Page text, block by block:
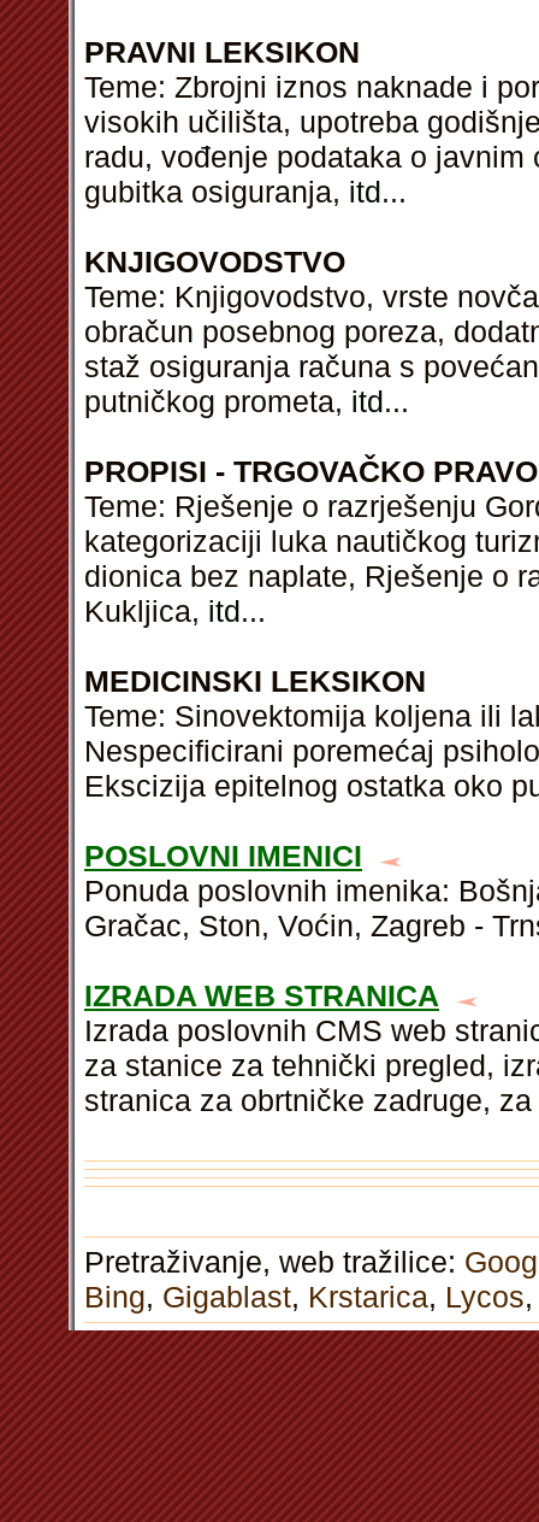
PRAVNI LEKSIKON
Teme: Zbrojni iznos naknade i
visokih učilišta, upotreba
radu, vođenje podataka o
gubitka osiguranja, itd...
KNJIGOVODSTVO
Teme: Knjigovodstvo, vrste
obračun posebnog poreza,
staž osiguranja računa s
putničkog prometa, itd...
PROPISI - TRGOVAČKO PRAVO
Teme: Rješenje o razrješenju
kategorizaciji luka nautičkog
dionica bez naplate, Rješenje o
Kukljica, itd...
MEDICINSKI LEKSIKON
Teme: Sinovektomija koljena ili
Nespecificirani poremećaj
Ekscizija epitelnog ostatka oko
POSLOVNI IMENICI
Ponuda poslovnih imenika:
Gračac, Ston, Voćin, Zagreb -
IZRADA WEB STRANICA
Izrada poslovnih CMS web
za stanice za tehnički pregled,
stranica za obrtničke zadruge,
Pretraživanje, web tražilice:
Bing, Gigablast, Krstarica, Lycos